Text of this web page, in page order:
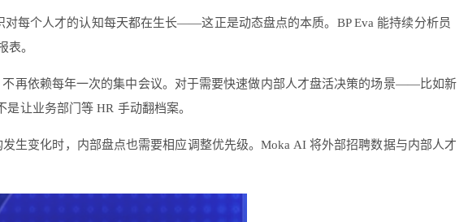
每个人才的认知每天都在生长——这正是动态盘点的本质。BP Eva 能持续分析员
表。
再依赖每年一次的集中会议。对于需要快速做内部人才盘活决策的场景——比如新
让业务部门等 HR 手动翻档案。
变化时，内部盘点也需要相应调整优先级。Moka AI 将外部招聘数据与内部人才